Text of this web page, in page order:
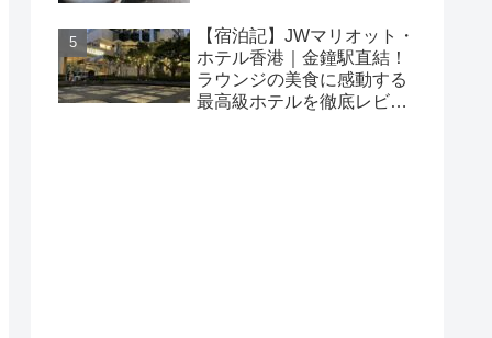
【宿泊記】JWマリオット・
ホテル香港｜金鐘駅直結！
ラウンジの美食に感動する
最高級ホテルを徹底レビュ